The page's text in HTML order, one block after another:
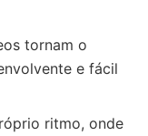
tornam o
e fácil
ritmo, onde